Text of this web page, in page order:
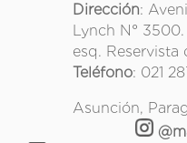
Dirección:
Lynch N° 3500.
esq. Reservista
Teléfono: 021
Asunción,